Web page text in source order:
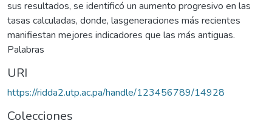
sus resultados, se identificó un aumento progresivo en las
tasas calculadas, donde, lasgeneraciones más recientes
manifiestan mejores indicadores que las más antiguas.
Palabras
URI
https://ridda2.utp.ac.pa/handle/123456789/14928
Colecciones